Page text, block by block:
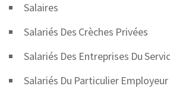
Salaires
Salariés Des Crèches Privées
Salariés Des Entreprises Du
Salariés Du Particulier Employeur